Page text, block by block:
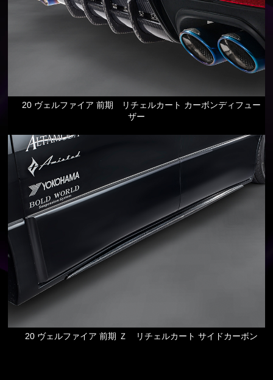
20 ヴェルファイア 前期 リチェルカート カーボンディフュー
ザー
20 ヴェルファイア 前期 Ｚ リチェルカート サイドカーボン